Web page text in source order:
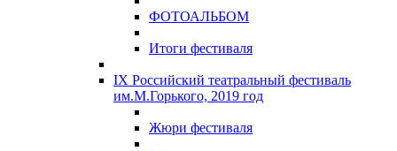
ФОТОАЛЬБОМ
Итоги фестиваля
IX Российский театральный фестиваль
им.М.Горького, 2019 год
Жюри фестиваля